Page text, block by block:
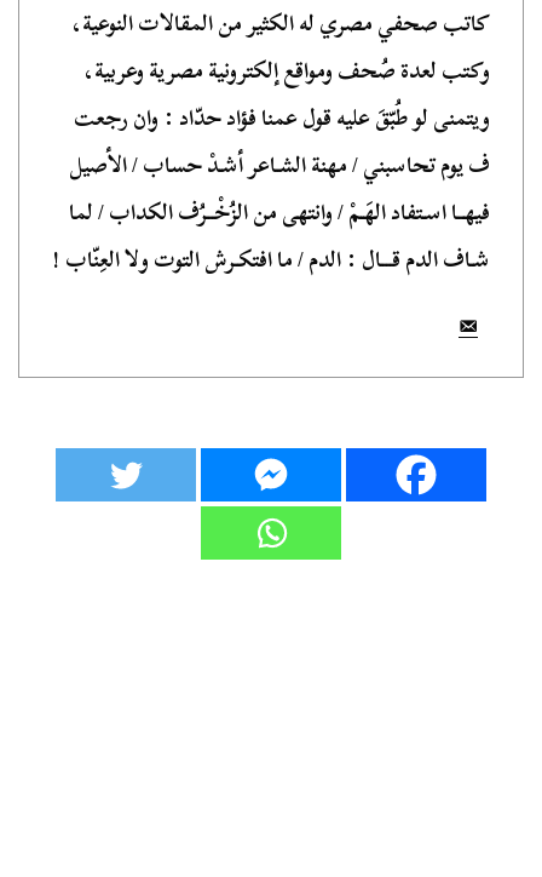
كاتب صحفي مصري له الكثير من المقالات النوعية،
وكتب لعدة صُحف ومواقع إلكترونية مصرية وعربية،
ويتمنى لو طُبّقَ عليه قول عمنا فؤاد حدّاد : وان رجعت
ف يوم تحاسبني / مهنة الشـاعر أشـدْ حساب / الأصيل
فيهــا اسـتفاد الهَـمْ / وانتهى من الزُخْــرُف الكداب / لما
شـاف الدم قـــال : الدم / ما افتكـرش التوت ولا العِنّاب !